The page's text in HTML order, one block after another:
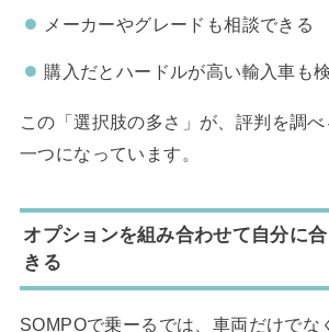
メーカーやグレードも相談できる
購入だとハードルが高い輸入車も
この「選択肢の多さ」が、評判を調
一つになっています。
オプションを組み合わせて自分に
きる
SOMPOで乗ーるでは、車両だけでな